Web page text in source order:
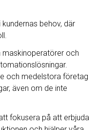
behov, där
maskinoperatörer och
och medelstora företag
även om de inte
fokusera på att erbjuda